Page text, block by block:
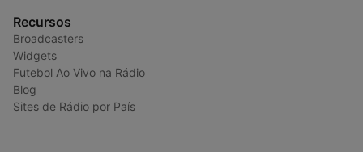
Recursos
Broadcasters
Widgets
Futebol Ao Vivo na Rádio
Blog
Sites de Rádio por País